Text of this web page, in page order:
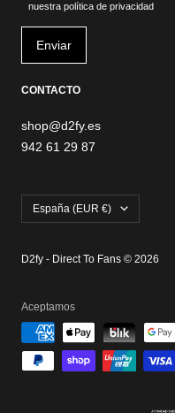
nuestra política de privacidad
CONTACTO
shop@d2fy.es
942 61 29 87
País/región
España (EUR €)
D2fy - Direct To Fans © 2026
Aceptamos